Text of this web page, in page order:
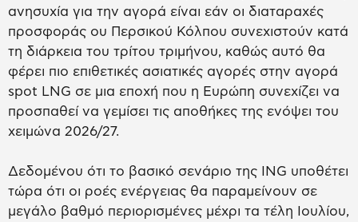
ανησυχία για την αγορά είναι εάν οι διαταραχές
προσφοράς ου Περσικού Κόλπου συνεχιστούν κατά
τη διάρκεια του τρίτου τριμήνου, καθώς αυτό θα
φέρει πιο επιθετικές ασιατικές αγορές στην αγορά
spot LNG σε μια εποχή που η Ευρώπη συνεχίζει να
προσπαθεί να γεμίσει τις αποθήκες της ενόψει του
χειμώνα 2026/27.
Δεδομένου ότι το βασικό σενάριο της ING υποθέτει
τώρα ότι οι ροές ενέργειας θα παραμείνουν σε
μεγάλο βαθμό περιορισμένες μέχρι τα τέλη Ιουλίου,